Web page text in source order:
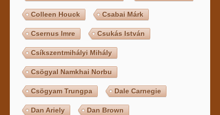
Colleen Houck Csabai Márk
Csernus Imre Csukás István
Csíkszentmihályi Mihály
Csögyal Namkhai Norbu
Csögyam Trungpa Dale Carnegie
Dan Ariely Dan Brown